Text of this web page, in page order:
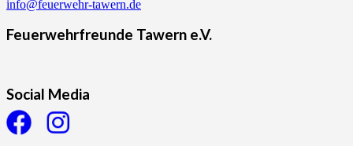
info@feuerwehr-tawern.de
Feuerwehrfreunde Tawern e.V.
Social Media